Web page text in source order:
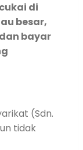
di
besar,
bayar
(Sdn.
tidak